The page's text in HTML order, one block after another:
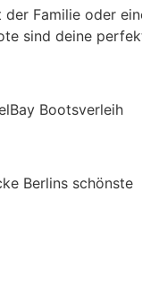
Familie oder
sind deine
Bootsverleih
Berlins schönste